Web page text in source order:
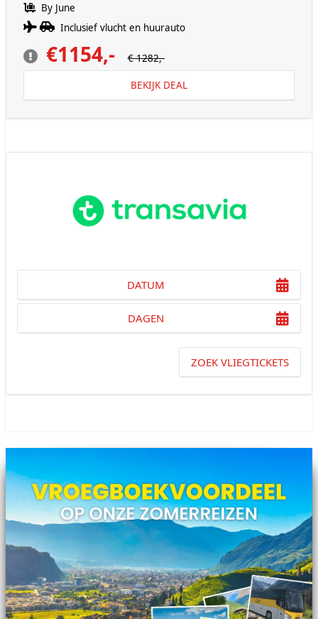
By June
Inclusief vlucht en huurauto
€1154,- € 1282,-
BEKIJK DEAL
DATUM
DAGEN
ZOEK VLIEGTICKETS